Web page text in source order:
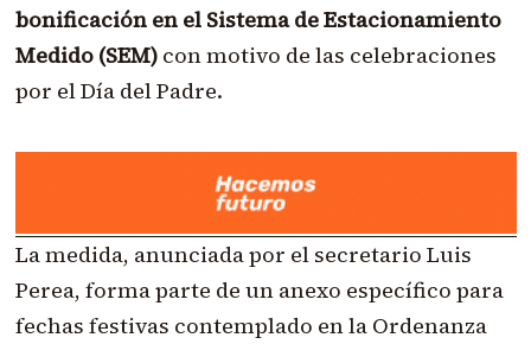
bonificación en el Sistema de Estacionamiento
Medido (SEM)con motivo de las celebraciones
por el Día del Padre.
La medida, anunciada por el secretario Luis
Perea, forma parte de un anexo específico para
fechas festivas contemplado en la Ordenanza